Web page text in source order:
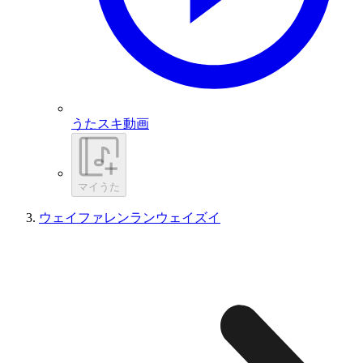
うたスキ動画
マイうた
ウェイファレンランウェイズイ